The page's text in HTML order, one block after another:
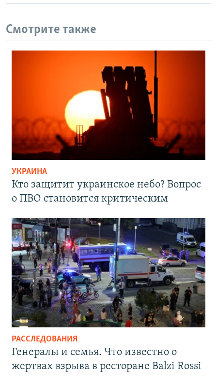
Смотрите также
УКРАИНА
Кто защитит украинское небо? Вопрос
о ПВО становится критическим
РАССЛЕДОВАНИЯ
Генералы и семья. Что известно о
жертвах взрыва в ресторане Balzi Rossi